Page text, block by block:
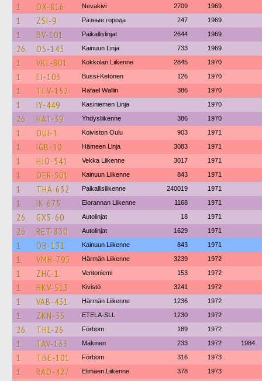
1 OX-816 Nevakivi 2709 1969
1 ZSI-9 Разные города 247 1969
1 BV-101 Paikallislinjat 2644 1969
26 OS-143 Kainuun Linja 733 1969
1 VKL-801 Kokkolan Liikenne 2845 1970
1 EI-103 Bussi-Ketonen 126 1970
1 TEV-152 Rafael Wallin 386 1970
1 IY-449 Kasiniemen Linja 1970
26 HAT-39 Yhdysliikenne 386 1970
1 OUI-1 Koiviston Oulu 903 1971
1 IGB-50 Hämeen Linja 3083 1971
1 HJO-341 Vekka Liikenne 3017 1971
1 OER-501 Kainuun Liikenne 843 1971
1 THA-632 Paikallisliikenne 240019 1971
1 IK-675 Elorannan Liikenne 1168 1971
26 GXS-60 Autolinjat 18 1971
26 RET-830 Autolinjat 1629 1971
1 OB-131 Kainuun Liikenne 843 1971
1 VMH-795 Härmän Liikenne 3239 1972
1 ZHC-1 Ventoniemi 153 1972
1 HKV-513 Kivistö 3241 1972
1 VAB-431 Härmän Liikenne 1236 1972
1 ZKN-35 ETELA-SLL 1230 1972
26 THL-26 Förbom 189 1972
1 TAV-133 Mäkinen 233 1972 1984
1 TBE-101 Förbom 316 1973
1 RAO-427 Elimäen Liikenne 378 1973